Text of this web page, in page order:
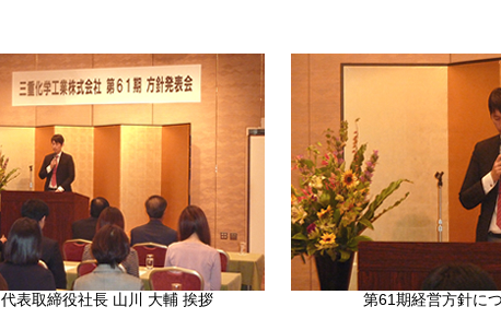
代表取締役社長 山川 大輔 挨拶 第61期経営方針に